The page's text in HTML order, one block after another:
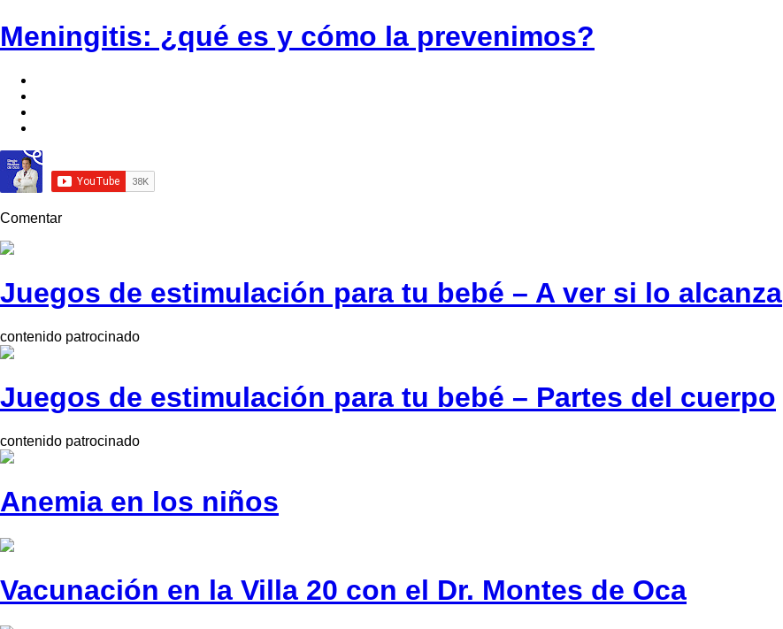
Meningitis: ¿qué es y cómo la prevenimos?
Comentar
Juegos de estimulación para tu bebé – A ver si lo alcanza
contenido patrocinado
Juegos de estimulación para tu bebé – Partes del cuerpo
contenido patrocinado
Anemia en los niños
Vacunación en la Villa 20 con el Dr. Montes de Oca